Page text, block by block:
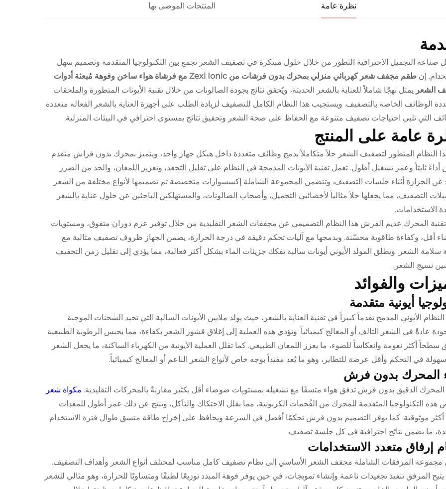
نظرة عامة المنتجات الموصى بها
صناعة التجميل الاحترافية التطور من خلال حلول مبتكرة في تصفيف الشعر تجمع بين التكنولوجيا المتقدمة وتصميم سهل
إن
طقم مجفف شعر كهربائي منزلي بمحرك بدون فرشات من Zexi Ionic مع فرشاة هواء ساخن وفوهة مُبعثة أدوات
الشعر يمثل نهجًا شاملاً للعناية بالشعر الحديثة، ويُحقق نتائج بجودة الصالونات من خلال تقنية الأيونات المتطورة والملحقات
الوظائف الخاصة بالتصفيف. ويستجيب هذا النظام الكامل للتصفيف لزيادة الطلب على أجهزة العناية بالشعر الفعالة متعددة
التي تلبي احتياجات تصفيف متنوعة مع الحفاظ على صحة الشعر وتحقيق نتائج بمستوى احترافي في البيئات المنزلية.
عامة على المنتج
النظام المتطور لتصفيف الشعر حلاً متكاملاً يدمج وظائف متعددة داخل هيكل جهاز واحد، ويتميز بمحرك بدون فراش متقدم
ثابتاً وعمر تشغيل أطول. تعمل تقنية الأيونات المدمجة في النظام على تقليل التجعد، وتعزيز اللمعان، والحد من الضرر
عن الحرارة أثناء جلسات التصفيف. وتتضمن المجموعة الشاملة إكسسوارات متخصصة تم تصميمها لأنواع مختلفة من الشعر
التصفيف، مما يجعلها حلاً مثالياً لأخصائيي التجميل، وأصحاب الصالونات، والمستهلكين الباحثين عن حلول عناية بالشعر
الاستخدامات.
تقنية المحرك عديم الفرش هذا النظام التصميمي عن مجففات الشعر التقليدية من خلال توفير عزم دوران متفوق، ومستويات
أقل، وكفاءة طاقوية محسّنة. وبدمجها مع آليات تحكم دقيقة في درجة الحرارة، يضمن الجهاز ظروف تصفيف مثالية مع
سلامة الشعر. ويطلق المولد الأيوني أيونات سالبة تفكك جزيئات الماء بشكل أكثر فعالية، مما يؤدي إلى تقليل زمن التجفيف
نسيج الشعر.
والفوائد
أيونية متقدمة
الأيوني المدمج تقدماً كبيراً في تقنية العناية بالشعر، حيث يولد ملايين الأيونات السالبة التي تحيد الشحنات الموجبة
عادةً في الشعر التالف أو المعالج كيميائياً. وتؤدي هذه العملية إلى إغلاق قشور الشعر بكفاءة، مما يحبس الرطوبة الطبيعية
سطحاً أكثر نعومة وانعكاساً للضوء، ما يعزز اللمعان الطبيعي. كما تقلل العملية الأيونية من الكهرباء الساكنة، ما يجعل الشعر
في التحكم وأقل عرضة للتطاير، وهو ما يُعد مفيداً بوجه خاص لأنواع الشعر الناعم أو المعالج كيميائياً.
المحرك بدون فرش
المحرك الدقيق بدون فرش تدفق هواء متسقًا مع تشغيله بمستويات ضوضاء أقل بكثير مقارنةً بالمحركات التقليدية. مكواة شعر
هذه التكنولوجيا المتقدمة للمحرك من الفُحمات الكربونية، مما يقلل الاحتكاك والتآكل، وينتج عن ذلك عمر أطول للمعدات
أكثر موثوقية. كما يوفر التصميم بدون فرش تحكمًا أفضل في السرعة ويحافظ على إخراج طاقة متسق طوال فترة الاستخدام
ما يضمن نتائج احترافية في كل جلسة تصفيف.
إرفاق متعدد الاستخدامات
مجموعة المرفقات الشاملة مجفف الشعر الأساسي إلى نظام تصفيف كامل مناسب لمختلف أنواع الشعر وأهداف التصفيف.
المرفق تنفيذ تجعيدات ناعمة وإنشاء تمويجات، في حين يوفر فوهة المبدد توزيعًا لطيفًا ومتساويًا للحرارة، وهو مثالي للشعر